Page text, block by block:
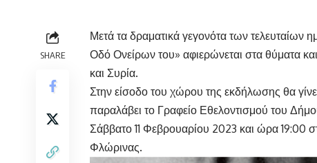
SHARE
Μετά τα δραματικά γεγονότα των
Οδό Ονείρων του» αφιερώνεται στα θύματα
και Συρία.
Στην είσοδο του χώρου της εκδήλωσης θα
παραλάβει το Γραφείο Εθελοντισμού του
Σάββατο 11 Φεβρουαρίου 2023 και ώρα
Φλώρινας.